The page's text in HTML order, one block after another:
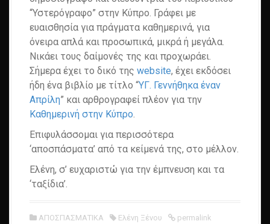
“Υστερόγραφο” στην Κύπρο. Γράφει με
ευαισθησία για πράγματα καθημερινά, για
όνειρα απλά και προσωπικά, μικρά ή μεγάλα.
Νικάει τους δαίμονές της και προχωράει.
Σήμερα έχει το δικό της website, έχει εκδόσει
ήδη ένα βιβλίο με τίτλο “ΥΓ. Γεννήθηκα έναν
Απρίλη” και αρθρογραφεί πλέον για την
Καθημερινή στην Κύπρο.
Επιφυλάσσομαι για περισσότερα
‘αποσπάσματα’ από τα κείμενά της, στο μέλλον.
Ελένη, σ’ ευχαριστώ για την έμπνευση και τα
‘ταξίδια’.
ΑΠΟΣΠΑΣΜΑΤΙΚΑ Ελένη Ξένου permalink